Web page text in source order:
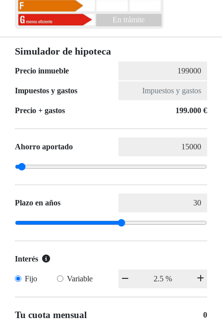
En trámite
Simulador de hipoteca
Precio inmueble
Impuestos y gastos
Precio + gastos 199.000 €
Ahorro aportado
Plazo en años
Interés
Fijo Variable
Tu cuota mensual 0